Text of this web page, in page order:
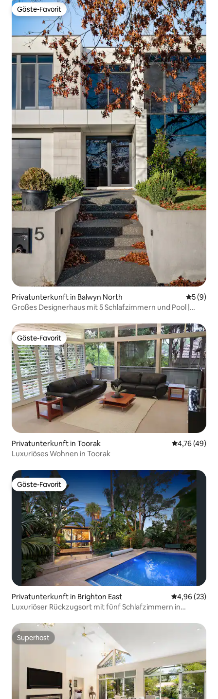
Gäste-Favorit
Gäste-Favorit
Privatunterkunft in Balwyn North
5 (9)
Großes Designerhaus mit 5 Schlafzimmern und Pool |
Gäste-Favorit
Gäste-Favorit
Privatunterkunft in Toorak
4,76 (49)
Luxuriöses Wohnen in Toorak
Gäste-Favorit
Gäste-Favorit
Privatunterkunft in Brighton East
4,96 (23)
Luxuriöser Rückzugsort mit fünf Schlafzimmern in
Superhost
Superhost